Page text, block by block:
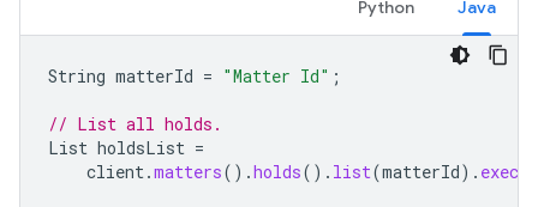
Java
Python
String matterId = "Matter Id" ;
// List all holds.
List holdsList =
client.matters().holds(). list(matterId).